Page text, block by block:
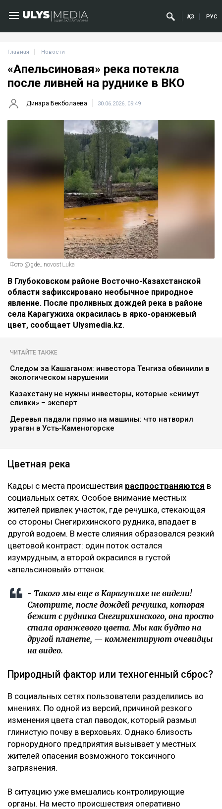
ҚАЗ РУС
Главная Новости
«Апельсиновая» река потекла
после ливней на руднике в ВКО
Динара Бекболаева 30.06.2026, 09:49
Фото @gde_ novosti_uka
В Глубоковском районе Восточно-Казахстанской
области зафиксировано необычное природное
явление. После проливных дождей река в районе
села Карагужиха окрасилась в ярко-оранжевый
цвет, сообщает Ulysmedia.kz.
ЧИТАЙТЕ ТАКЖЕ
Следом за Кашаганом: инвестора Тенгиза обвинили в
экологическом нарушении
Казахстану не нужны инвесторы, которые «снимут
сливки» – эксперт
Деревья падали прямо на машины: что натворил
ураган в Усть-Каменогорске
Цветная река
Кадры с места происшествия распространяются в
социальных сетях. Особое внимание местных
жителей привлек участок, где речушка, стекающая
со стороны Снегирихинского рудника, впадает в
другой водоем. В месте слияния образовался резкий
цветовой контраст: один поток остался
изумрудным, а второй окрасился в густой
«апельсиновый» оттенок.
- Такого мы еще в Карагужихе не видели!
Смотрите, после дождей речушка, которая
бежит с рудника Снегирихинского, она просто
стала оранжевого цвета. Мы как будто на
другой планете, — комментируют очевидцы
на видео.
Природный фактор или техногенный сброс?
В социальных сетях пользователи разделились во
мнениях. По одной из версий, причиной резкого
изменения цвета стал паводок, который размыл
глинистую почву в верховьях. Однако близость
горнорудного предприятия вызывает у местных
жителей опасения возможного токсичного
загрязнения.
В ситуацию уже вмешались контролирующие
органы. На место происшествия оперативно